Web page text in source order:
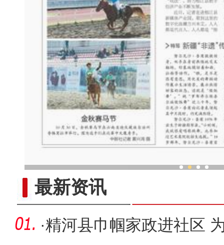
”传承人：跳“做饭舞”近三十载
最新资讯
·精河县巾帼家政进社区